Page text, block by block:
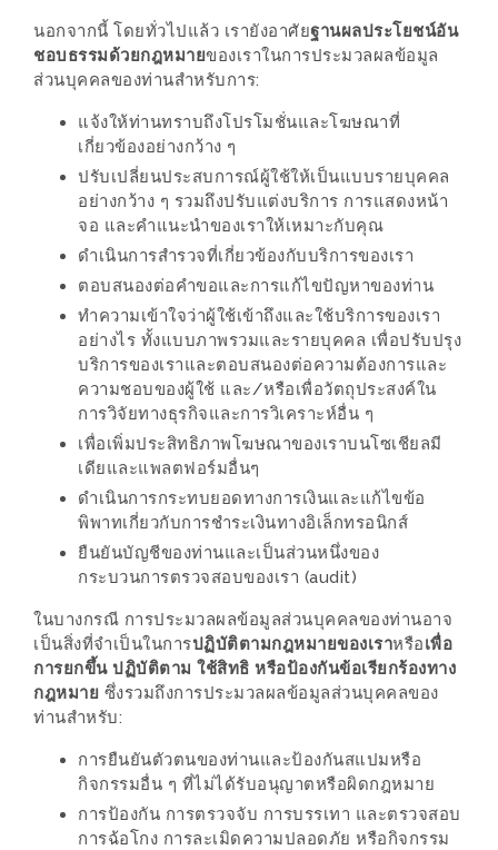
ผล
ผู้
ดี
กับ
น้า
อ้วน
ครั้ง
ที่
1
พา
เพื่อน
มา
ม่วน
กั๋น
บน
INSTAGRAM
รวม
โปร
โม
ชั่
แห่ง
ชาติ
นอกจากนี้ โดยทั่วไปแล้ว เรายังอาศัยฐานผลประโยชน์อัน
ชอบธรรมด้วยกฎหมายของเราในการประมวลผลข้อมูล
ส่วนบุคคลของท่านสำหรับการ:
แจ้งให้ท่านทราบถึงโปรโมชั่นและโฆษณาที่
เกี่ยวข้องอย่างกว้าง ๆ
ปรับเปลี่ยนประสบการณ์ผู้ใช้ให้เป็นแบบรายบุคคล
อย่างกว้าง ๆ รวมถึงปรับแต่งบริการ การแสดงหน้า
จอ และคำแนะนำของเราให้เหมาะกับคุณ
ดำเนินการสำรวจที่เกี่ยวข้องกับบริการของเรา
ตอบสนองต่อคำขอและการแก้ไขปัญหาของท่าน
ทำความเข้าใจว่าผู้ใช้เข้าถึงและใช้บริการของเรา
อย่างไร ทั้งแบบภาพรวมและรายบุคคล เพื่อปรับปรุง
บริการของเราและตอบสนองต่อความต้องการและ
ความชอบของผู้ใช้ และ/หรือเพื่อวัตถุประสงค์ใน
การวิจัยทางธุรกิจและการวิเคราะห์อื่น ๆ
เพื่อเพิ่มประสิทธิภาพโฆษณาของเราบนโซเชียลมี
เดียและแพลตฟอร์มอื่นๆ
ดำเนินการกระทบยอดทางการเงินและแก้ไขข้อ
พิพาทเกี่ยวกับการชำระเงินทางอิเล็กทรอนิกส์
ยืนยันบัญชีของท่านและเป็นส่วนหนึ่งของ
กระบวนการตรวจสอบของเรา (audit)
ในบางกรณี การประมวลผลข้อมูลส่วนบุคคลของท่านอาจ
เป็นสิ่งที่จำเป็นในการปฏิบัติตามกฎหมายของเราหรือเพื่อ
การยกขึ้น ปฏิบัติตาม ใช้สิทธิ หรือป้องกันข้อเรียกร้องทาง
กฎหมาย ซึ่งรวมถึงการประมวลผลข้อมูลส่วนบุคคลของ
ท่านสำหรับ:
การยืนยันตัวตนของท่านและป้องกันสแปมหรือ
กิจกรรมอื่น ๆ ที่ไม่ได้รับอนุญาตหรือผิดกฎหมาย
การป้องกัน การตรวจจับ การบรรเทา และตรวจสอบ
การฉ้อโกง การละเมิดความปลอดภัย หรือกิจกรรม